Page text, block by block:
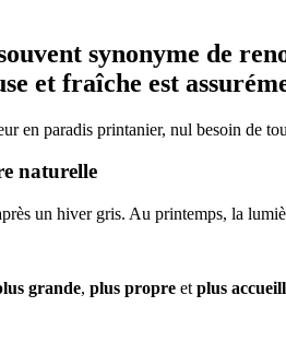
synonyme de
et fraîche est
en paradis printanier, nul besoin de
naturelle
un hiver gris. Au printemps, la
grande, plus propre et plus